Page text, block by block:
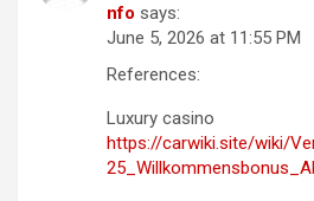
nfo says:
June 5, 2026 at 11:55 PM
References:
Luxury casino
https://carwiki.site/wiki/